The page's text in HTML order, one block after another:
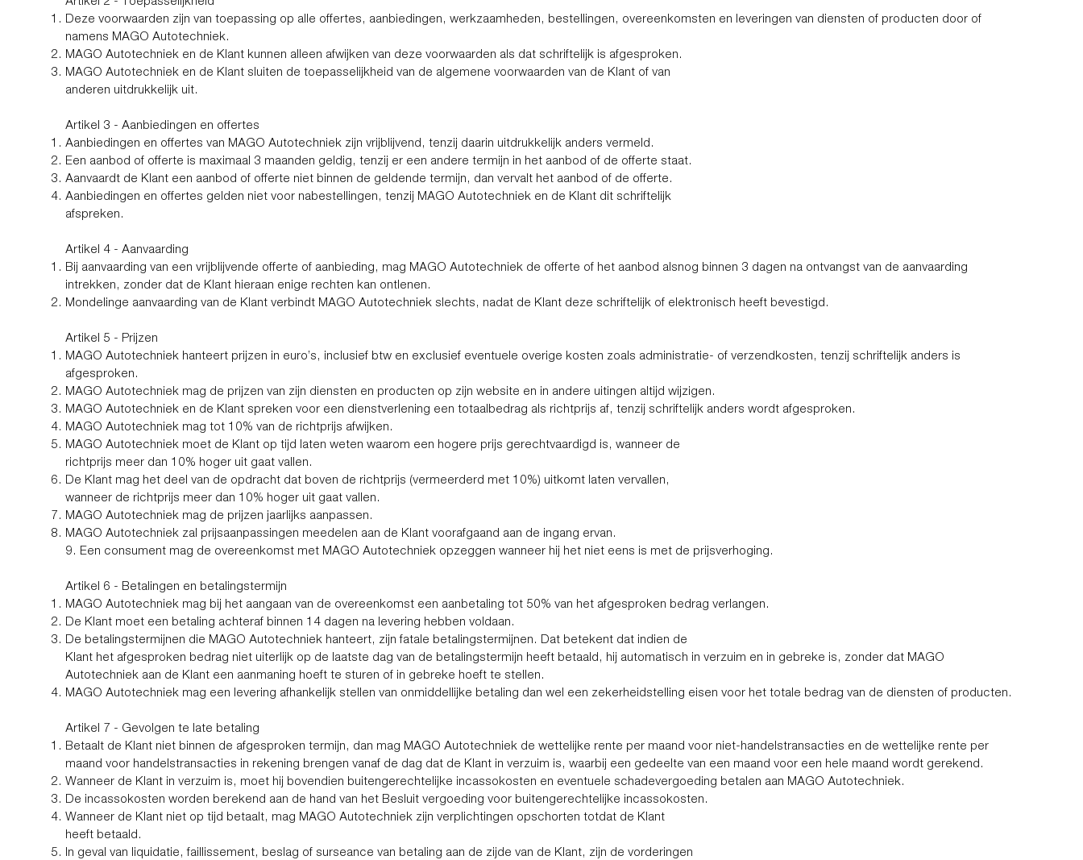
Deze voorwaarden zijn van toepassing op alle offertes, aanbiedingen, werkzaamheden, bestellingen, overeenkomsten en leveringen van diensten of producten door of
namens MAGO Autotechniek.
MAGO Autotechniek en de Klant kunnen alleen afwijken van deze voorwaarden als dat schriftelijk is afgesproken.
MAGO Autotechniek en de Klant sluiten de toepasselijkheid van de algemene voorwaarden van de Klant of van
anderen uitdrukkelijk uit.
Artikel 3 - Aanbiedingen en offertes
Aanbiedingen en offertes van MAGO Autotechniek zijn vrijblijvend, tenzij daarin uitdrukkelijk anders vermeld.
Een aanbod of offerte is maximaal 3 maanden geldig, tenzij er een andere termijn in het aanbod of de offerte staat.
Aanvaardt de Klant een aanbod of offerte niet binnen de geldende termijn, dan vervalt het aanbod of de offerte.
Aanbiedingen en offertes gelden niet voor nabestellingen, tenzij MAGO Autotechniek en de Klant dit schriftelijk
afspreken.
Artikel 4 - Aanvaarding
Bij aanvaarding van een vrijblijvende offerte of aanbieding, mag MAGO Autotechniek de offerte of het aanbod alsnog binnen 3 dagen na ontvangst van de aanvaarding
intrekken, zonder dat de Klant hieraan enige rechten kan ontlenen.
Mondelinge aanvaarding van de Klant verbindt MAGO Autotechniek slechts, nadat de Klant deze schriftelijk of elektronisch heeft bevestigd.
Artikel 5 - Prijzen
MAGO Autotechniek hanteert prijzen in euro’s, inclusief btw en exclusief eventuele overige kosten zoals administratie- of verzendkosten, tenzij schriftelijk anders is
afgesproken.
MAGO Autotechniek mag de prijzen van zijn diensten en producten op zijn website en in andere uitingen altijd wijzigen.
MAGO Autotechniek en de Klant spreken voor een dienstverlening een totaalbedrag als richtprijs af, tenzij schriftelijk anders wordt afgesproken.
MAGO Autotechniek mag tot 10% van de richtprijs afwijken.
MAGO Autotechniek moet de Klant op tijd laten weten waarom een hogere prijs gerechtvaardigd is, wanneer de
richtprijs meer dan 10% hoger uit gaat vallen.
De Klant mag het deel van de opdracht dat boven de richtprijs (vermeerderd met 10%) uitkomt laten vervallen,
wanneer de richtprijs meer dan 10% hoger uit gaat vallen.
MAGO Autotechniek mag de prijzen jaarlijks aanpassen.
MAGO Autotechniek zal prijsaanpassingen meedelen aan de Klant voorafgaand aan de ingang ervan.
9. Een consument mag de overeenkomst met MAGO Autotechniek opzeggen wanneer hij het niet eens is met de prijsverhoging.
Artikel 6 - Betalingen en betalingstermijn
MAGO Autotechniek mag bij het aangaan van de overeenkomst een aanbetaling tot 50% van het afgesproken bedrag verlangen.
De Klant moet een betaling achteraf binnen 14 dagen na levering hebben voldaan.
De betalingstermijnen die MAGO Autotechniek hanteert, zijn fatale betalingstermijnen. Dat betekent dat indien de
Klant het afgesproken bedrag niet uiterlijk op de laatste dag van de betalingstermijn heeft betaald, hij automatisch in verzuim en in gebreke is, zonder dat MAGO
Autotechniek aan de Klant een aanmaning hoeft te sturen of in gebreke hoeft te stellen.
MAGO Autotechniek mag een levering afhankelijk stellen van onmiddellijke betaling dan wel een zekerheidstelling eisen voor het totale bedrag van de diensten of producten.
Artikel 7 - Gevolgen te late betaling
Betaalt de Klant niet binnen de afgesproken termijn, dan mag MAGO Autotechniek de wettelijke rente per maand voor niet-handelstransacties en de wettelijke rente per
maand voor handelstransacties in rekening brengen vanaf de dag dat de Klant in verzuim is, waarbij een gedeelte van een maand voor een hele maand wordt gerekend.
Wanneer de Klant in verzuim is, moet hij bovendien buitengerechtelijke incassokosten en eventuele schadevergoeding betalen aan MAGO Autotechniek.
De incassokosten worden berekend aan de hand van het Besluit vergoeding voor buitengerechtelijke incassokosten.
Wanneer de Klant niet op tijd betaalt, mag MAGO Autotechniek zijn verplichtingen opschorten totdat de Klant
heeft betaald.
In geval van liquidatie, faillissement, beslag of surseance van betaling aan de zijde van de Klant, zijn de vorderingen